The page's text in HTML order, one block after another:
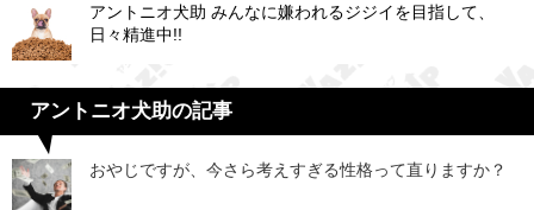
アントニオ犬助 みんなに嫌われるジジイを目指して、
日々精進中!!
アントニオ犬助の記事
おやじですが、今さら考えすぎる性格って直りますか？